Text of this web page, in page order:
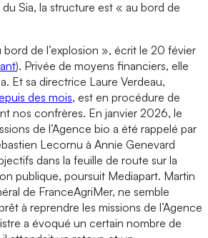
Sia, la structure est « au bord de
bord de l’explosion », écrit le 20 févier
). Privée de moyens financiers, elle
Et sa directrice Laure Verdeau,
des mois, est en procédure de
nos confrères. En janvier 2026, le
de l’Agence bio a été rappelé par
Lecornu à Annie Genevard
dans la feuille de route sur la
publique, poursuit Mediapart. Martin
de FranceAgriMer, ne semble
à reprendre les missions de l’Agence
a évoqué un certain nombre de